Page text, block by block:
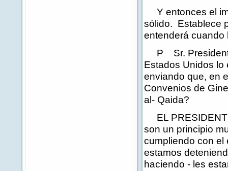
Y entonces el
sólido. Establece
entenderá cuando
P Sr.
Estados Unidos
enviando que, en
Convenios de
al- Qaida?
EL
son un principio
cumpliendo con
estamos
haciendo - les